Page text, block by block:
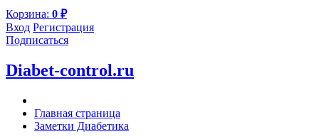
Корзина: 0 ₽
Вход Регистрация
Подписаться
Diabet-control.ru
Главная страница
Заметки Диабетика